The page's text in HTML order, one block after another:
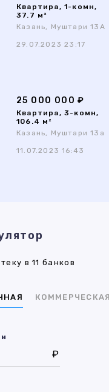
Квартира, 1-комн,
37.7 м²
Казань, Муштари 13А
29.07.2023 23:17
25 000 000 ₽
Квартира, 3-комн,
106.4 м²
Казань, Муштари 13а
11.07.2023 16:43
в 11 банков
КОММЕРЧЕСКАЯ
₽